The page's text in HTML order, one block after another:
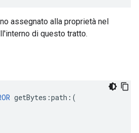
assegnato alla proprietà nel
di questo tratto.
getBytes:path:(